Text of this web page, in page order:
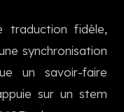
traduction fidèle,
synchronisation
un savoir-faire
sur un stem